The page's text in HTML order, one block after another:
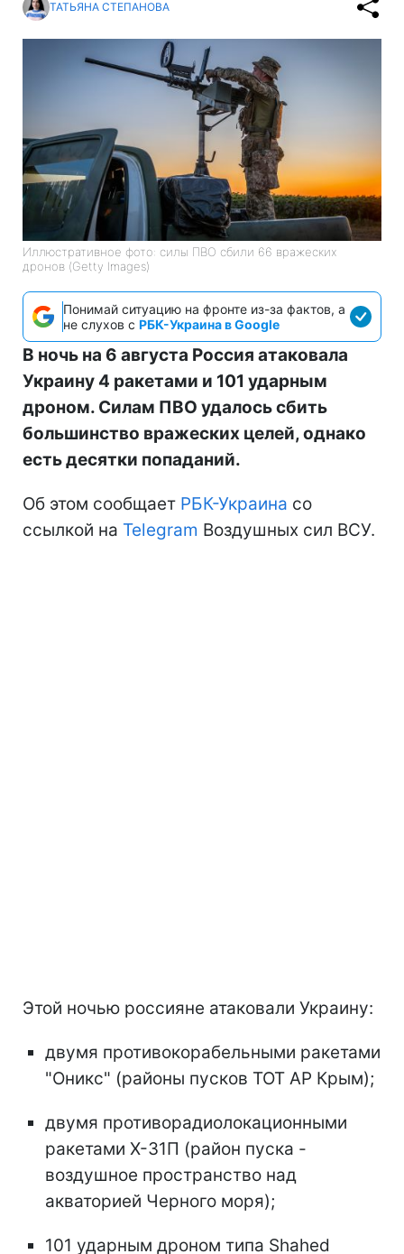
ТАТЬЯНА СТЕПАНОВА
Иллюстративное фото: силы ПВО сбили 66 вражеских
дронов (Getty Images)
Понимай ситуацию на фронте из-за фактов, а
не слухов с РБК-Украина в Google
В ночь на 6 августа Россия атаковала
Украину 4 ракетами и 101 ударным
дроном. Силам ПВО удалось сбить
большинство вражеских целей, однако
есть десятки попаданий.
Об этом сообщает РБК-Украина со
ссылкой на Telegram Воздушных сил ВСУ.
Этой ночью россияне атаковали Украину:
двумя противокорабельными ракетами
"Оникс" (районы пусков ТОТ АР Крым);
двумя противорадиолокационными
ракетами Х-31П (район пуска -
воздушное пространство над
акваторией Черного моря);
101 ударным дроном типа Shahed